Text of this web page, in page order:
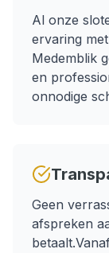
Al onze
ervaring met
Medemblik
en
onnodige
Geen
afspreken
betaalt.